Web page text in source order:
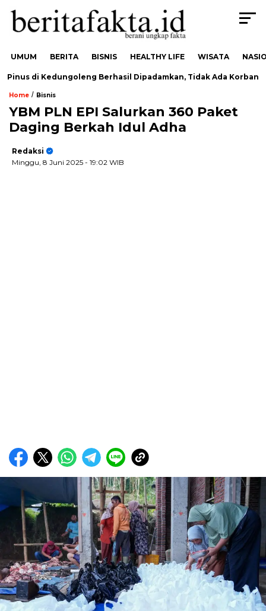
UMUM BERITA BISNIS HEALTHY LIFE WISATA
di Kedungoleng Berhasil Dipadamkan, Tidak Ada Korban
Home / Bisnis
YBM PLN EPI Salurkan 360 Paket
Daging Berkah Idul Adha
Redaksi
Minggu, 8 Juni 2025 - 19:02 WIB